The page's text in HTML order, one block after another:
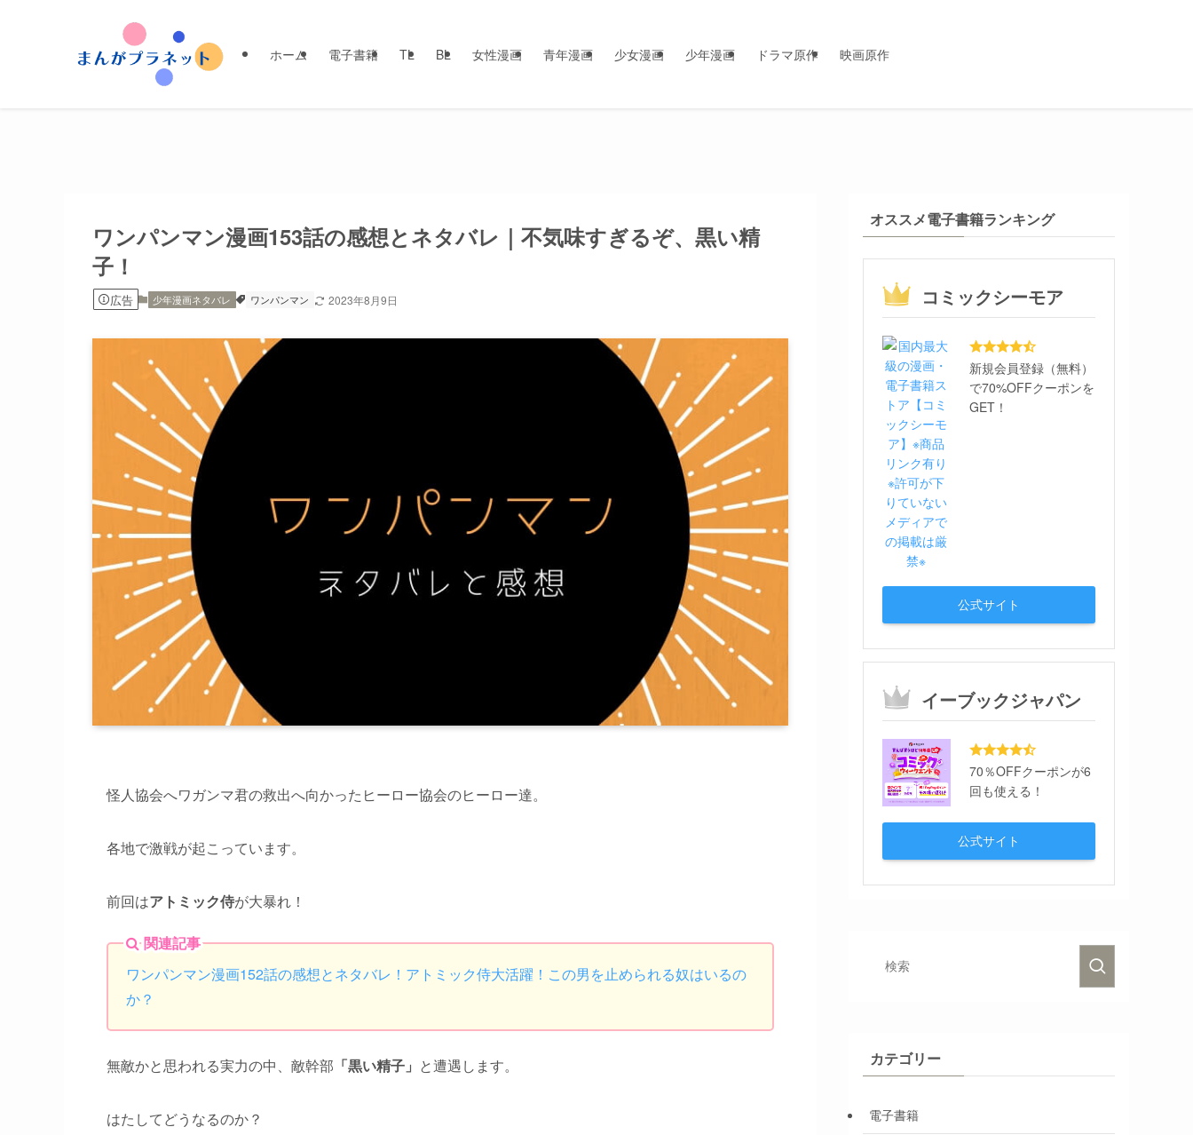
ホーム 電子書籍 TL BL 女性漫画 青年漫画 少女漫画 少年漫画 ドラマ原作 映画原作
ワンパンマン漫画153話の感想とネタバレ｜不気味すぎるぞ、黒い精
子！
広告 少年漫画ネタバレ ワンパンマン 2023年8月9日
怪人協会へワガンマ君の救出へ向かったヒーロー協会のヒーロー達。
各地で激戦が起こっています。
前回はアトミック侍が大暴れ！
関連記事
ワンパンマン漫画152話の感想とネタバレ！アトミック侍大活躍！この男を止められる奴はいるの
か？
無敵かと思われる実力の中、敵幹部 「黒い精子」 と遭遇します。
はたしてどうなるのか？
オススメ電子書籍ランキング
コミックシーモア
新規会員登録（無料）
で70%OFFクーポンを
GET！
公式サイト
イーブックジャパン
70％OFFクーポンが6
回も使える！
公式サイト
カテゴリー
電子書籍